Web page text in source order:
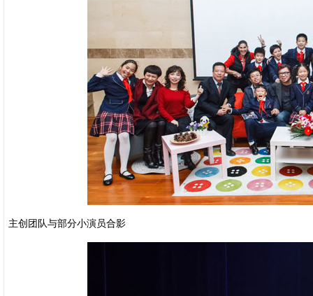
主创团队与部分小演员合影